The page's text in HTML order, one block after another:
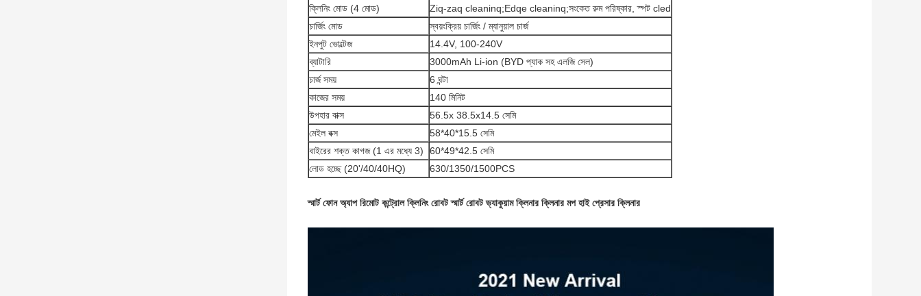
ক্লিনিং মোড (4 মোড)
Ziq-zaq cleaninq;Edqe cleaninq;সংকেত রুম পরিষ্কার, স্পট cled
চার্জিং মোড
স্বয়ংক্রিয় চার্জিং / ম্যানুয়াল চার্জ
ইনপুট ভোল্টেজ
14.4V, 100-240V
ব্যাটারি
3000mAh Li-ion (BYD প্যাক সহ এলজি সেল)
চার্জ সময়
6 ঘন্টা
কাজের সময়
140 মিনিট
উপহার বাক্স
56.5x 38.5x14.5 সেমি
মেইল বক্স
58*40*15.5 সেমি
বাইরের শক্ত কাগজ (1 এর মধ্যে 3)
60*49*42.5 সেমি
লোড হচ্ছে (20'/40/40HQ)
630/1350/1500PCS
স্মার্ট ফোন অ্যাপ রিমোট কন্ট্রোল ক্লিনিং রোবট স্মার্ট রোবট ভ্যাকুয়াম ক্লিনার ক্লিনার মপ হাই প্রেসার ক্লিনার